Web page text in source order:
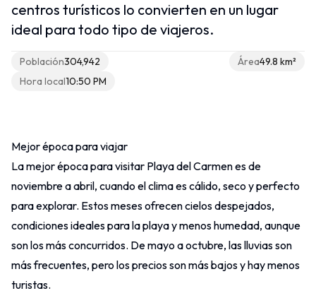
Caribe Francés
Caribe Neerlandés
centros turísticos lo convierten en un lugar
ideal para todo tipo de viajeros.
Población304,942
Hora local10:50 PM
Área49.8 km²
Mejor época para viajar
La mejor época para visitar Playa del Carmen es de
noviembre a abril, cuando el clima es cálido, seco y perfecto
para explorar. Estos meses ofrecen cielos despejados,
condiciones ideales para la playa y menos humedad, aunque
son los más concurridos. De mayo a octubre, las lluvias son
más frecuentes, pero los precios son más bajos y hay menos
turistas.